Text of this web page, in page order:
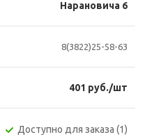
Нарановича 6
8(3822)25-58-63
401 руб./шт
Доступно для заказа (1)